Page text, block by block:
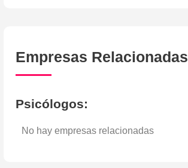
Empresas Relacionadas
Psicólogos:
No hay empresas relacionadas